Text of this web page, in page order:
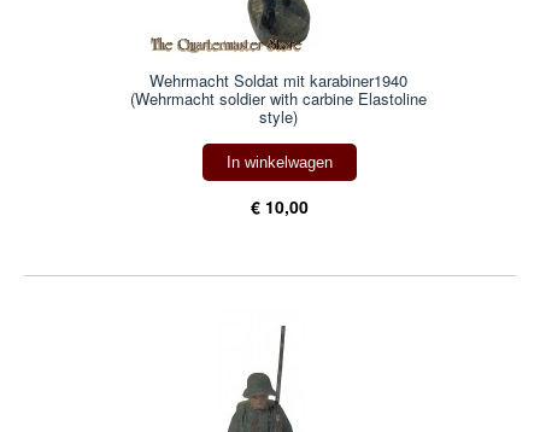
Wehrmacht Soldat mit karabiner1940
(Wehrmacht soldier with carbine Elastoline
style)
In winkelwagen
€ 10,00